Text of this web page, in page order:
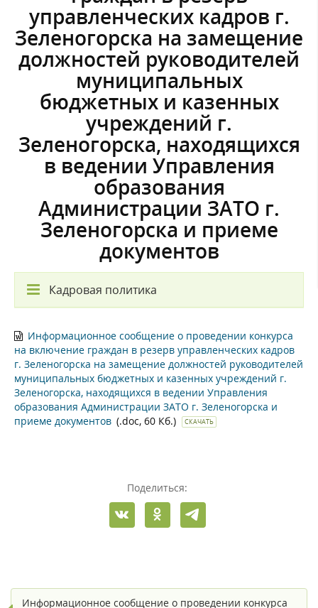
управленческих кадров г.
Зеленогорска на замещение
должностей руководителей
муниципальных
бюджетных и казенных
учреждений г.
Зеленогорска, находящихся
в ведении Управления
образования
Администрации ЗАТО г.
Зеленогорска и приеме
документов
Кадровая политика
Информационное сообщение о проведении конкурса
на включение граждан в резерв управленческих кадров
г. Зеленогорска на замещение должностей руководителей
муниципальных бюджетных и казенных учреждений г.
Зеленогорска, находящихся в ведении Управления
образования Администрации ЗАТО г. Зеленогорска и
приеме документов (.doc, 60 Кб.) СКАЧАТЬ
Поделиться:
Информационное сообщение о проведении конкурса